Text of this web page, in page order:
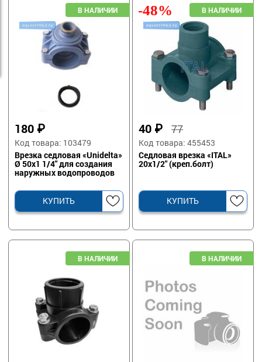
180 ₽
Код товара: 103479
Врезка седловая «Unidelta»
Ø 50х1 1/4" для создания
наружных водопроводов
КУПИТЬ
40 ₽77
Код товара: 455453
Седловая врезка «ITAL»
20х1/2" (креп.болт)
КУПИТЬ
-48%